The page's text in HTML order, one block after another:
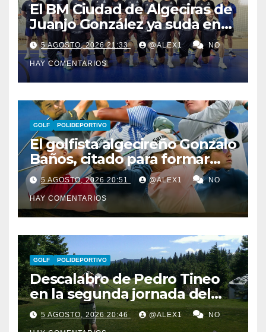
El BM Ciudad de Algeciras de
Juanjo González ya suda en
pretemporada con dos
fichajes: Florin Pop y Álex
González
5 AGOSTO, 2026 21:33 @ALEX1 NO
HAY COMENTARIOS
GOLF POLIDEPORTIVO
El golfista algecireño Gonzalo
Baños, citado para formar
parte del equipo europeo en
el Jacques Léglise Trophy
5 AGOSTO, 2026 20:51 @ALEX1 NO
HAY COMENTARIOS
GOLF POLIDEPORTIVO
Descalabro de Pedro Tineo
en la segunda jornada del
Reid Trophy y Marcos
Ledesma pasa el corte por
5 AGOSTO, 2026 20:46 @ALEX1 NO